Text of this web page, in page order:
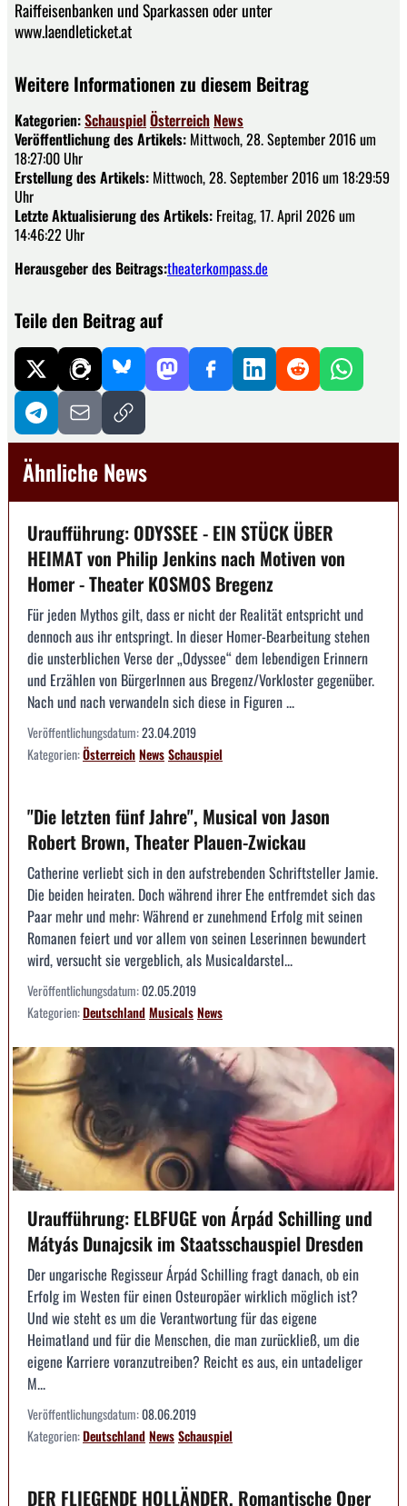
Raiffeisenbanken und Sparkassen oder unter
www.laendleticket.at
Weitere Informationen zu diesem Beitrag
Kategorien:SchauspielÖsterreich News
Veröffentlichung des Artikels: Mittwoch, 28. September 2016 um
18:27:00 Uhr
Erstellung des Artikels: Mittwoch, 28. September 2016 um 18:29:59
Uhr
Letzte Aktualisierung des Artikels: Freitag, 17. April 2026 um
14:46:22 Uhr
Herausgeber des Beitrags:theaterkompass.de
Teile den Beitrag auf
Ähnliche News
Uraufführung: ODYSSEE - EIN STÜCK ÜBER
HEIMAT von Philip Jenkins nach Motiven von
Homer - Theater KOSMOS Bregenz
Für jeden Mythos gilt, dass er nicht der Realität entspricht und
dennoch aus ihr entspringt. In dieser Homer-Bearbeitung stehen
die unsterblichen Verse der „Odyssee“ dem lebendigen Erinnern
und Erzählen von BürgerInnen aus Bregenz/Vorkloster gegenüber.
Nach und nach verwandeln sich diese in Figuren ...
Veröffentlichungsdatum:23.04.2019
Kategorien:ÖsterreichNewsSchauspiel
"Die letzten fünf Jahre", Musical von Jason
Robert Brown, Theater Plauen-Zwickau
Catherine verliebt sich in den aufstrebenden Schriftsteller Jamie.
Die beiden heiraten. Doch während ihrer Ehe entfremdet sich das
Paar mehr und mehr: Während er zunehmend Erfolg mit seinen
Romanen feiert und vor allem von seinen Leserinnen bewundert
wird, versucht sie vergeblich, als Musicaldarstel...
Veröffentlichungsdatum:02.05.2019
Kategorien:DeutschlandMusicalsNews
Uraufführung: ELBFUGE von Árpád Schilling und
Mátyás Dunajcsik im Staatsschauspiel Dresden
Der ungarische Regisseur Árpád Schilling fragt danach, ob ein
Erfolg im Westen für einen Osteuropäer wirklich möglich ist?
Und wie steht es um die Verantwortung für das eigene
Heimatland und für die Menschen, die man zurückließ, um die
eigene Karriere voranzutreiben? Reicht es aus, ein untadeliger
M...
Veröffentlichungsdatum:08.06.2019
Kategorien:DeutschlandNewsSchauspiel
DER FLIEGENDE HOLLÄNDER, Romantische Oper